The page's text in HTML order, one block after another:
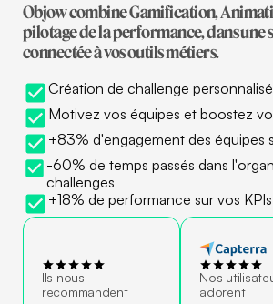
Objow combine Gamification,
pilotage de la performance, dans une
connectée à vos outils métiers.
Création de challenge
Motivez vos équipes et boostez
+83% d'engagement des équipes
-60% de temps passés dans
challenges
+18% de performance sur vos
Ils nous
recommandent
Nos
adorent